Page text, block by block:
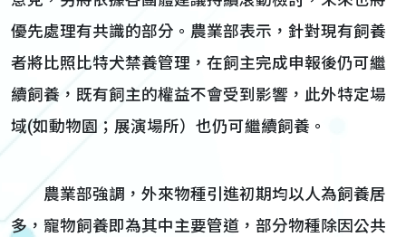
優先處理有共識的部分。農業部表示，針對現有飼養
者將比照比特犬禁養管理，在飼主完成申報後仍可繼
續飼養，既有飼主的權益不會受到影響，此外特定場
域(如動物園；展演場所）也仍可繼續飼養。
農業部強調，外來物種引進初期均以人為飼養居
多，寵物飼養即為其中主要管道，部分物種除因公共